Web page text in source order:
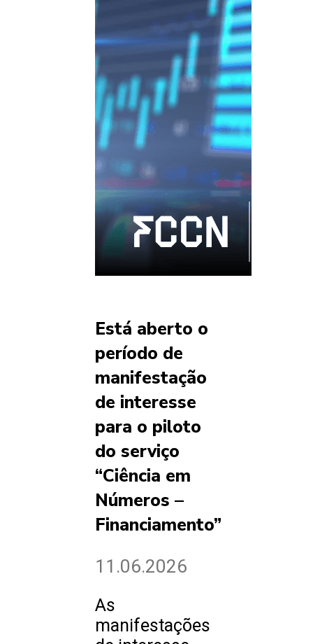
Está aberto o
período de
manifestação
de interesse
para o piloto
do serviço
“Ciência em
Números –
Financiamento”
11.06.2026
As
manifestações